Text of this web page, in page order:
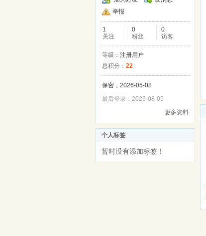
举报
1
关注
0
粉丝
0
访客
等级： 注册用户
总积分： 22
保密，2026-05-08
最后登录：2026-08-05
更多资料
个人标签
暂时没有添加标签！